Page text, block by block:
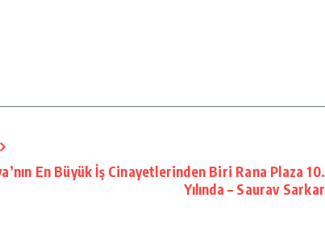
En Büyük İş Cinayetlerinden Biri Rana Plaza 10.
Yılında – Saurav Sarkar